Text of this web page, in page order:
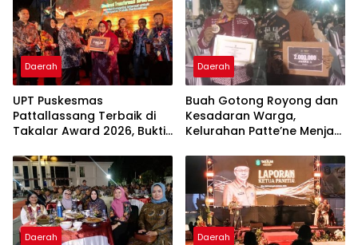
Daerah
UPT Puskesmas
Pattallassang Terbaik di
Takalar Award 2026, Bukti
Pelayanan Kesehatan
Berkualitas
Daerah
Buah Gotong Royong dan
Kesadaran Warga,
Kelurahan Patte’ne Menjadi
2026
Daerah Daerah